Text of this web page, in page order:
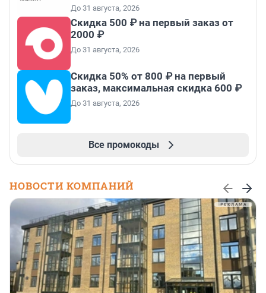
До 31 августа, 2026
Скидка 500 ₽ на первый заказ от
2000 ₽
До 31 августа, 2026
Скидка 50% от 800 ₽ на первый
заказ, максимальная скидка 600 ₽
До 31 августа, 2026
Все промокоды
НОВОСТИ КОМПАНИЙ